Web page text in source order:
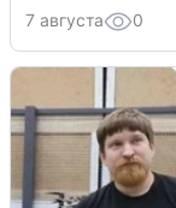
7 августа 0